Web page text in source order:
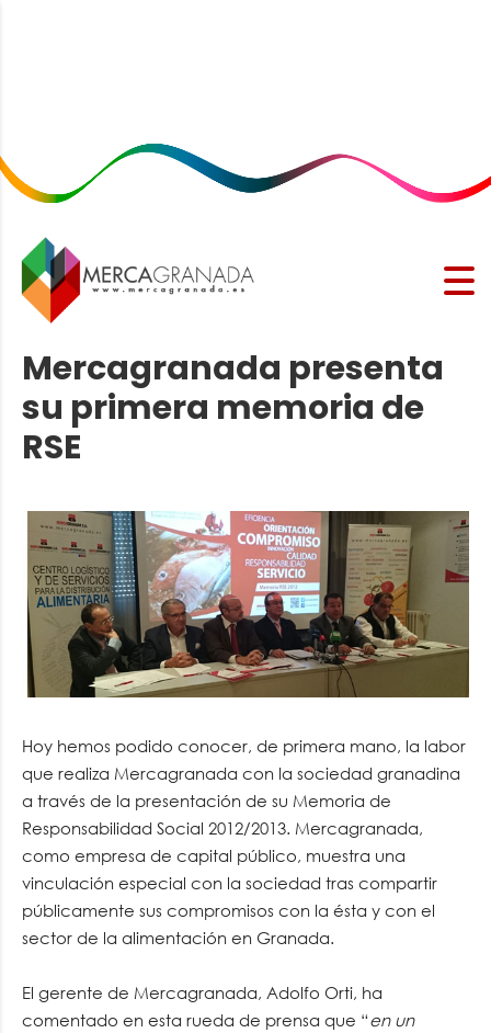
Mercagranada presenta
su primera memoria de
RSE
Hoy hemos podido conocer, de primera mano, la labor
que realiza Mercagranada con la sociedad granadina
a través de la presentación de su Memoria de
Responsabilidad Social 2012/2013. Mercagranada,
como empresa de capital público, muestra una
vinculación especial con la sociedad tras compartir
públicamente sus compromisos con la ésta y con el
sector de la alimentación en Granada.
El gerente de Mercagranada, Adolfo Orti, ha
comentado en esta rueda de prensa que “en un